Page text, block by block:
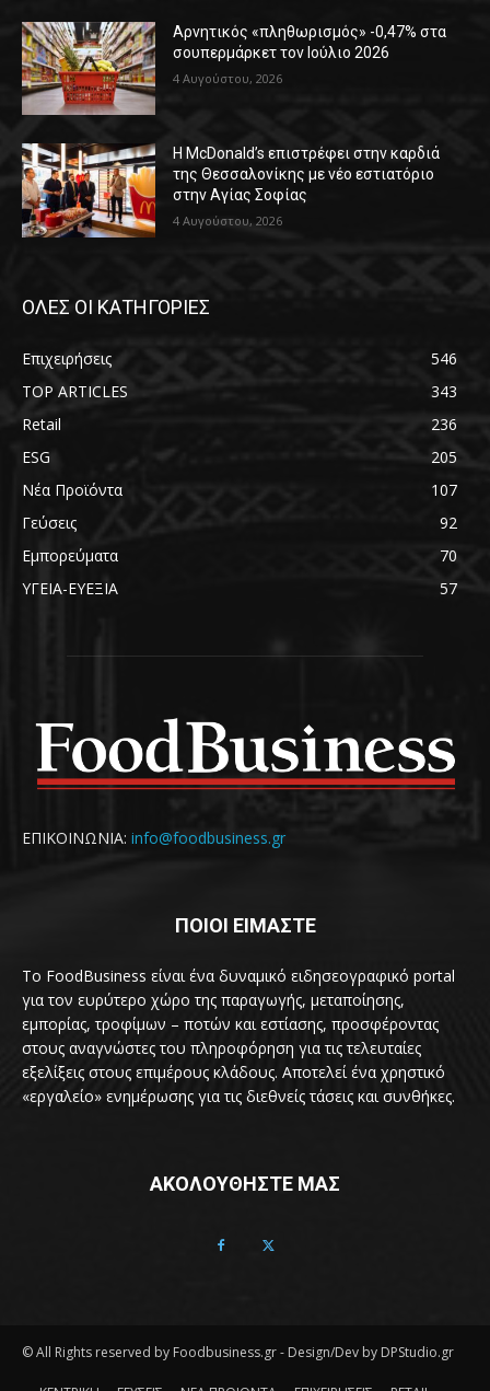
Αρνητικός «πληθωρισμός» -0,47% στα
σουπερμάρκετ τον Ιούλιο 2026
4 Αυγούστου, 2026
Η McDonald’s επιστρέφει στην καρδιά
της Θεσσαλονίκης με νέο εστιατόριο
στην Αγίας Σοφίας
4 Αυγούστου, 2026
ΟΛΕΣ ΟΙ ΚΑΤΗΓΟΡΙΕΣ
Επιχειρήσεις
546
TOP ARTICLES
343
Retail
236
ESG
205
Νέα Προϊόντα
107
Γεύσεις
92
Εμπορεύματα
70
ΥΓΕΙΑ-ΕΥΕΞΙΑ
57
ΕΠΙΚΟΙΝΩΝΙΑ: info@foodbusiness.gr
ΠΟΙΟΙ ΕΙΜΑΣΤΕ
Το FoodBusiness είναι ένα δυναμικό ειδησεογραφικό portal
για τον ευρύτερο χώρο της παραγωγής, μεταποίησης,
εμπορίας, τροφίμων – ποτών και εστίασης, προσφέροντας
στους αναγνώστες του πληροφόρηση για τις τελευταίες
εξελίξεις στους επιμέρους κλάδους. Αποτελεί ένα χρηστικό
«εργαλείο» ενημέρωσης για τις διεθνείς τάσεις και συνθήκες.
ΑΚΟΛΟΥΘΗΣΤΕ ΜΑΣ
© All Rights reserved by Foodbusiness.gr - Design/Dev by DPStudio.gr